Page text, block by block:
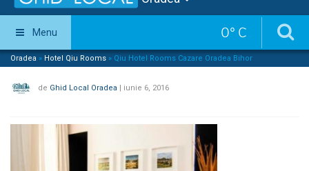
0° C
Menu
Oradea » Hotel Qiu Rooms » Qiu Hotel Rooms Cazare Oradea Bihor
de Ghid Local Oradea | iunie 6, 2016